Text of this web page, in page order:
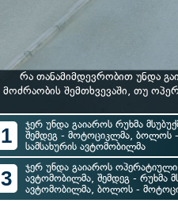
რა თანამიმდევრობით უნდა
მოძრაობის შემთხვევაში, თუ
1
ჯერ უნდა გაიაროს რუხმა
შემდეგ - მოტოციკლმა, ბოლოს
სამსახურის ავტომობილმა
3
ჯერ უნდა გაიაროს ოპერატიული
ავტომობილმა, შემდეგ - რუხმა
ავტომობილმა, ბოლოს -